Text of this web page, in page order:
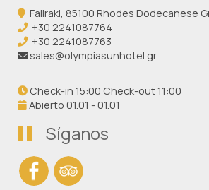
Faliraki, 85100 Rhodes Dodecanese
+30 2241087764
+30 2241087763
sales@olympiasunhotel.gr
Check-in 15:00 Check-out 11:00
Abierto 01.01 - 01.01
Síganos